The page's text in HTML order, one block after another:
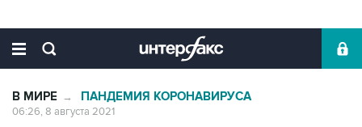
В МИРЕ → ПАНДЕМИЯ КОРОНАВИРУСА
06:26, 8 августа 2021